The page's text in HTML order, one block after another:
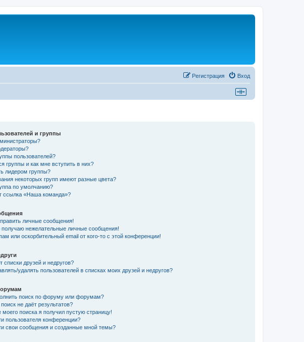
Вход
Регистрация
и группы
пользователей?
группы и как мне вступить в них?
лидером группы?
некоторых групп имеют разные цвета?
по умолчанию?
ссылка «Наша команда»?
личные сообщения!
получаю нежелательные личные сообщения!
или оскорбительный email от кого-то с этой конференции!
списки друзей и недругов?
удалять пользователей в списках моих друзей и недругов?
поиск по форуму или форумам?
не даёт результатов?
моего поиска я получил пустую страницу!
пользователя конференции?
свои сообщения и созданные мной темы?